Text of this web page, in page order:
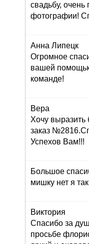
свадьбу,
фотографии!
Анна Липецк
Огромное
вашей
команде!
Вера
Хочу выразить
заказ
Успехов Вам!!!
Большое
мишку нет я
Виктория
Спасибо за
просьбе